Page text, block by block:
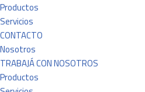
Productos
Servicios
CONTACTO
Nosotros
TRABAJÁ CON NOSOTROS
Productos